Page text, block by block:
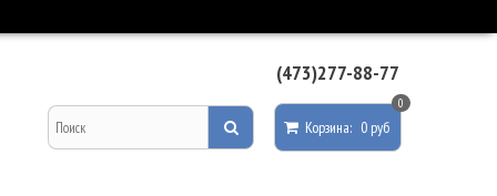
(473)277-88-77
Корзина:
0
0 руб